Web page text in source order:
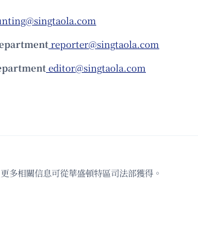
reporter@singtaola.com
editor@singtaola.com
相關信息可從華盛頓特區司法部獲得。